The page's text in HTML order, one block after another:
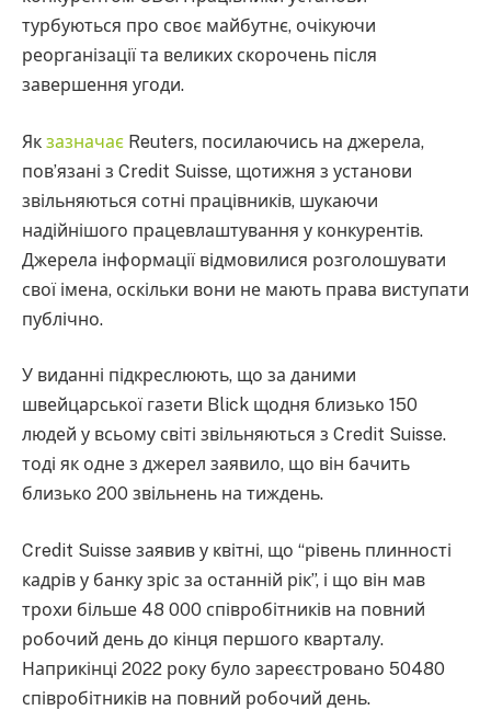
турбуються про своє майбутнє, очікуючи
реорганізації та великих скорочень після
завершення угоди.
Як зазначає Reuters, посилаючись на джерела,
пов’язані з Credit Suisse, щотижня з установи
звільняються сотні працівників, шукаючи
надійнішого працевлаштування у конкурентів.
Джерела інформації відмовилися розголошувати
свої імена, оскільки вони не мають права виступати
публічно.
У виданні підкреслюють, що за даними
швейцарської газети Blick щодня близько 150
людей у ​​всьому світі звільняються з Credit Suisse.
тоді як одне з джерел заявило, що він бачить
близько 200 звільнень на тиждень.
Credit Suisse заявив у квітні, що “рівень плинності
кадрів у банку зріс за останній рік”, і що він мав
трохи більше 48 000 співробітників на повний
робочий день до кінця першого кварталу.
Наприкінці 2022 року було зареєстровано 50480
співробітників на повний робочий день.